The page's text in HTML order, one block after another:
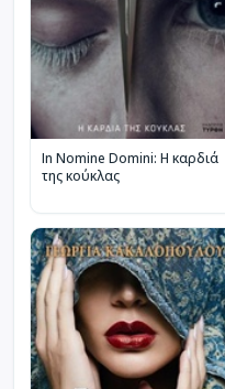
In Nomine Domini: Η καρδιά
της κούκλας